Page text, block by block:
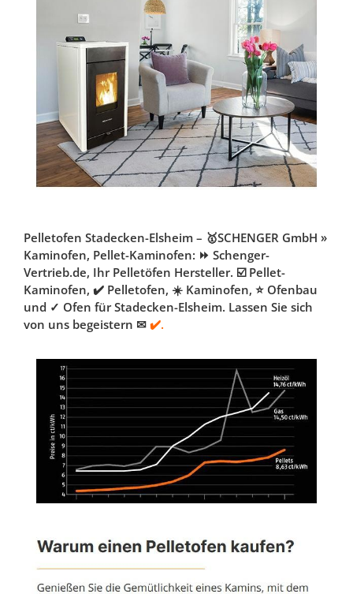
Pelletofen Stadecken-Elsheim – 🥇SCHENGER GmbH »
Kaminofen, Pellet-Kaminofen: ⏩ Schenger-
Vertrieb.de, Ihr Pelletöfen Hersteller. ☑️ Pellet-
Kaminofen, ✔️ Pelletofen, ☀️ Kaminofen, ⭐ Ofenbau
und ✓ Ofen für Stadecken-Elsheim. Lassen Sie sich
von uns begeistern ✉ ✔️.